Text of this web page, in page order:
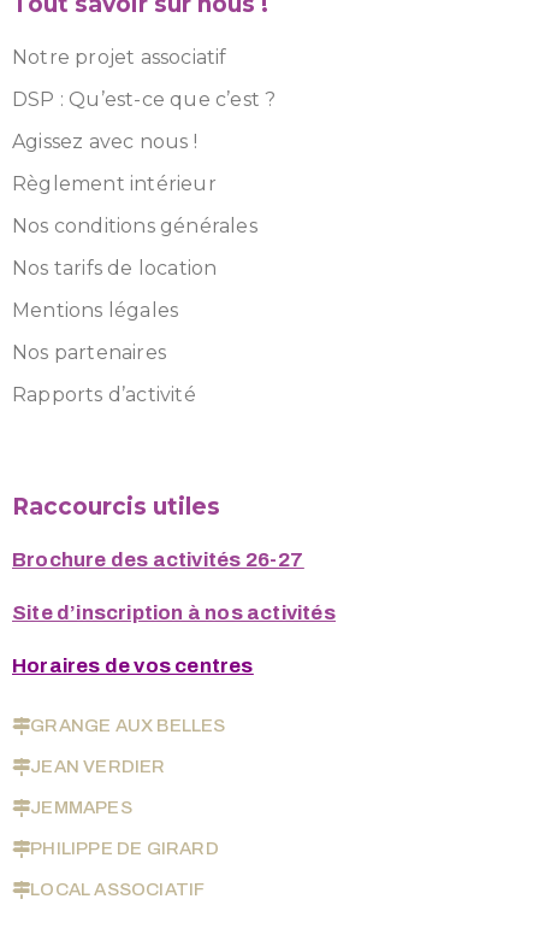
Notre projet associatif
DSP : Qu’est-ce que c’est ?
Agissez avec nous !
Règlement intérieur
Nos conditions générales
Nos tarifs de location
Mentions légales
Nos partenaires
Rapports d’activité
Raccourcis utiles
Brochure des activités 26-27
Site d’inscription à nos activités
Horaires de vos centres
GRANGE AUX BELLES
JEAN VERDIER
JEMMAPES
PHILIPPE DE GIRARD
LOCAL ASSOCIATIF